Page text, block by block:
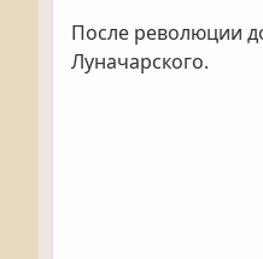
После революции
Луначарского.